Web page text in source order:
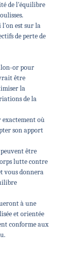
de l'équilibre
l'on est sur la
de perte de
or pour
être
la
de la
exactement où
son apport
être
lutte contre
vous donnera
à une
et orientée
conforme aux